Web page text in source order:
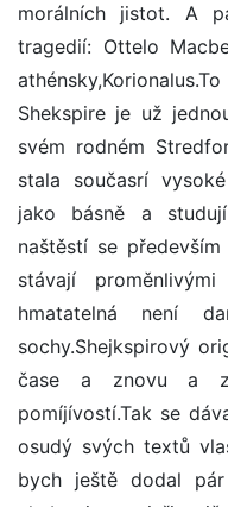
morálních jistot. A
tragedií: Ottelo
Shekspire je už
svém rodném
stala současrí
jako básně a
naštěstí se
stávají
hmatatelná není
sochy.Shejkspirový
čase a znovu a
pomíjívostí.Tak se
osudý svých textů
bych ještě dodal